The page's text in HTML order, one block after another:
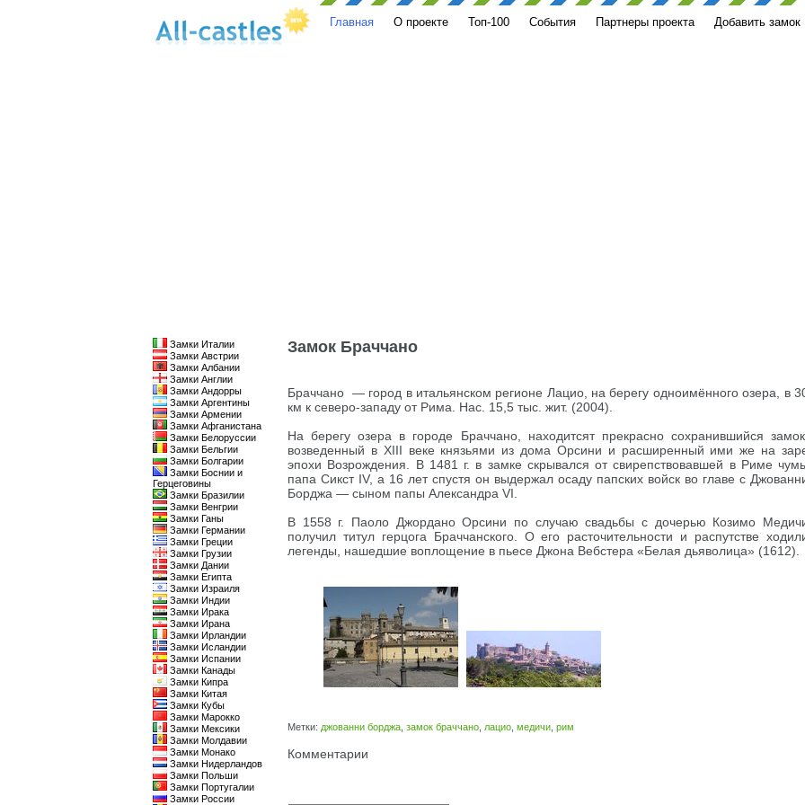
Главная О проекте Топ-100 События Партнеры проекта Добавить замок
Замки Италии
Замки Австрии
Замки Албании
Замки Англии
Замки Андорры
Замки Аргентины
Замки Армении
Замки Афганистана
Замки Белоруссии
Замки Бельгии
Замки Болгарии
Замки Боснии и
Герцеговины
Замки Бразилии
Замки Венгрии
Замки Ганы
Замки Германии
Замки Греции
Замки Грузии
Замки Дании
Замки Египта
Замки Израиля
Замки Индии
Замки Ирака
Замки Ирана
Замки Ирландии
Замки Исландии
Замки Испании
Замки Канады
Замки Кипра
Замки Китая
Замки Кубы
Замки Марокко
Замки Мексики
Замки Молдавии
Замки Монако
Замки Нидерландов
Замки Польши
Замки Португалии
Замки России
Замок Браччано
Браччано — город в итальянском регионе Лацио, на берегу одноимённого озера, в
км к северо-западу от Рима. Нас. 15,5 тыс. жит. (2004).
На берегу озера в городе Браччано, находитсят прекрасно сохранившийся
возведенный в XIII веке князьями из дома Орсини и расширенный ими же на
эпохи Возрождения. В 1481 г. в замке скрывался от свирепствовавшей в Риме
папа Сикст IV, а 16 лет спустя он выдержал осаду папских войск во главе с
Борджа — сыном папы Александра VI.
В 1558 г. Паоло Джордано Орсини по случаю свадьбы с дочерью Козимо
получил титул герцога Браччанского. О его расточительности и распутстве
легенды, нашедшие воплощение в пьесе Джона Вебстера «Белая дьяволица» (1612).
Метки: джованни борджа замок браччано лацио медичи рим
Комментарии